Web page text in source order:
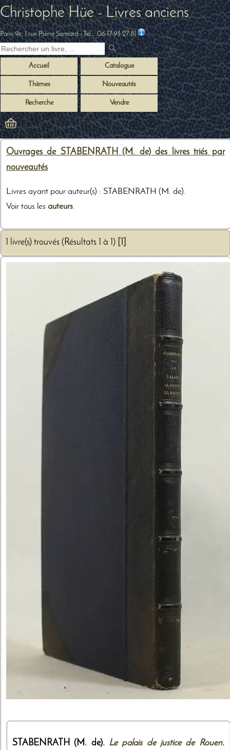
Christophe Hüe - Livres anciens
Paris 9e, 1 rue Pierre Semard- Tel. :06 17 93 27 81
Accueil Catalogue
Thèmes Nouveautés
Recherche Vendre
Ouvrages de STABENRATH (M. de) des livres triés par
nouveautés
Livres ayant pour auteur(s) : STABENRATH (M. de).
Voir tous les auteurs.
1 livre(s) trouvés (Résultats 1 à 1)
STABENRATH (M. de). Le palais de justice de Rouen.